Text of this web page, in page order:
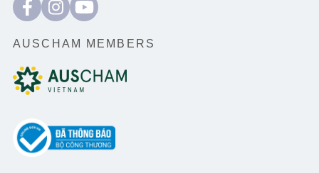
AUSCHAM MEMBERS